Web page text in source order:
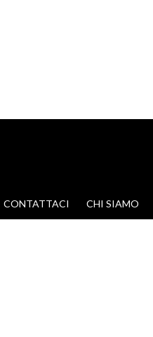
CONTATTACI CHI SIAMO